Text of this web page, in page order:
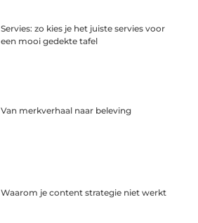
Servies: zo kies je het juiste servies voor
een mooi gedekte tafel
Van merkverhaal naar beleving
Waarom je content strategie niet werkt